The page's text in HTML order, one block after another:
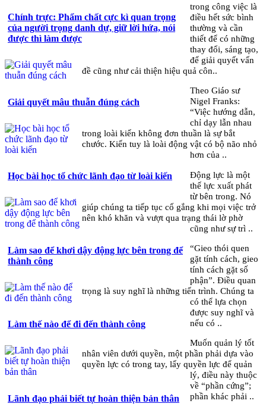
Chính trực: Phẩm chất cực kì quan trọng
của người trọng danh dự, giữ lời hứa, nói
được thì làm được
Giải quyết mâu thuẫn đúng cách
trong công việc là
điều hết sức bình
thường và cần
thiết để có những
thay đổi, sáng tạo,
để giải quyết vấn
đề cũng như cải thiện hiệu quả côn..
Học bài học tổ chức lãnh đạo từ loài kiến
Theo Giáo sư
Nigel Franks:
“Việc hướng dẫn,
chỉ dạy lẫn nhau
trong loài kiến không đơn thuần là sự bắt
chước. Kiến tuy là loài động vật có bộ não nhỏ
hơn của ..
Làm sao để khơi dậy động lực bên trong để
thành công
Động lực là một
thế lực xuất phát
từ bên trong. Nó
giúp chúng ta tiếp tục cố gắng khi mọi việc trở
nên khó khăn và vượt qua trạng thái lờ phờ
cũng như sự trì ..
Làm thế nào để đi đến thành công
“Gieo thói quen
gặt tính cách, gieo
tính cách gặt số
phận”. Điều quan
trọng là suy nghĩ là những tiến trình. Chúng ta
có thể lựa chọn
được suy nghĩ và
nếu có ..
Lãnh đạo phải biết tự hoàn thiện bản thân
Muốn quản lý tốt
nhân viên dưới quyền, một phần phải dựa vào
quyền lực có trong tay, lấy quyền lực để quản
lý, điều này thuộc
về “phần cứng”;
phần khác phải ..